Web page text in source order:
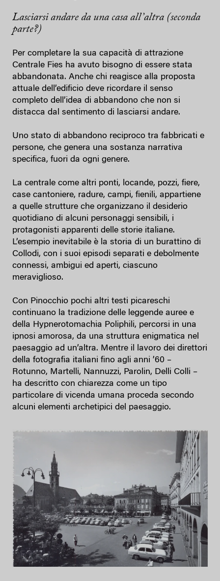
Lasciarsi andare da una casa all’altra (seconda
parte?)
Per completare la sua capacità di attrazione
Centrale Fies ha avuto bisogno di essere stata
abbandonata. Anche chi reagisce alla proposta
attuale dell’edificio deve ricordare il senso
completo dell’idea di abbandono che non si
distacca dal sentimento di lasciarsi andare.
Uno stato di abbandono reciproco tra fabbricati e
persone, che genera una sostanza narrativa
specifica, fuori da ogni genere.
La centrale come altri ponti, locande, pozzi, fiere,
case cantoniere, radure, campi, fienili, appartiene
a quelle strutture che organizzano il desiderio
quotidiano di alcuni personaggi sensibili, i
protagonisti apparenti delle storie italiane.
L’esempio inevitabile è la storia di un burattino di
Collodi, con i suoi episodi separati e debolmente
connessi, ambigui ed aperti, ciascuno
meraviglioso.
Con Pinocchio pochi altri testi picareschi
continuano la tradizione delle leggende auree e
della Hypnerotomachia Poliphili, percorsi in una
ipnosi amorosa, da una struttura enigmatica nel
paesaggio ad un’altra. Mentre il lavoro dei direttori
della fotografia italiani fino agli anni ’60 –
Rotunno, Martelli, Nannuzzi, Parolin, Delli Colli –
ha descritto con chiarezza come un tipo
particolare di vicenda umana proceda secondo
alcuni elementi archetipici del paesaggio.